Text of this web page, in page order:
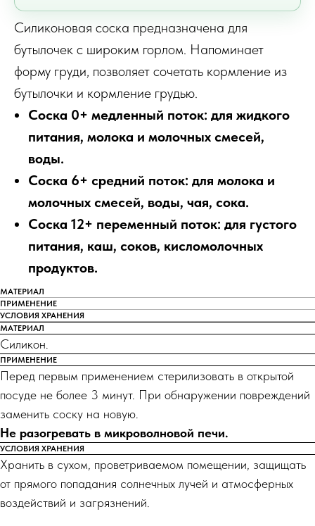
Силиконовая соска предназначена для
бутылочек с широким горлом. Напоминает
форму груди, позволяет сочетать кормление из
бутылочки и кормление грудью.
Соска 0+ медленный поток: для жидкого
питания, молока и молочных смесей,
воды.
Соска 6+ средний поток: для молока и
молочных смесей, воды, чая, сока.
Соска 12+ переменный поток: для густого
питания, каш, соков, кисломолочных
продуктов.
МАТЕРИАЛ
ПРИМЕНЕНИЕ
УСЛОВИЯ ХРАНЕНИЯ
МАТЕРИАЛ
Силикон.
ПРИМЕНЕНИЕ
Перед первым применением стерилизовать в открытой
посуде не более 3 минут. При обнаружении повреждений
заменить соску на новую.
Не разогревать в микроволновой печи.
УСЛОВИЯ ХРАНЕНИЯ
Хранить в сухом, проветриваемом помещении, защищать
от прямого попадания солнечных лучей и атмосферных
воздействий и загрязнений.